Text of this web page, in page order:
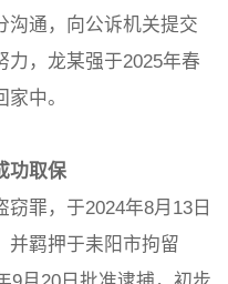
沟通，向公诉机关提交
力，龙某强于2025年春
中。
功取保
罪，于2024年8月13日
并羁押于耒阳市拘留